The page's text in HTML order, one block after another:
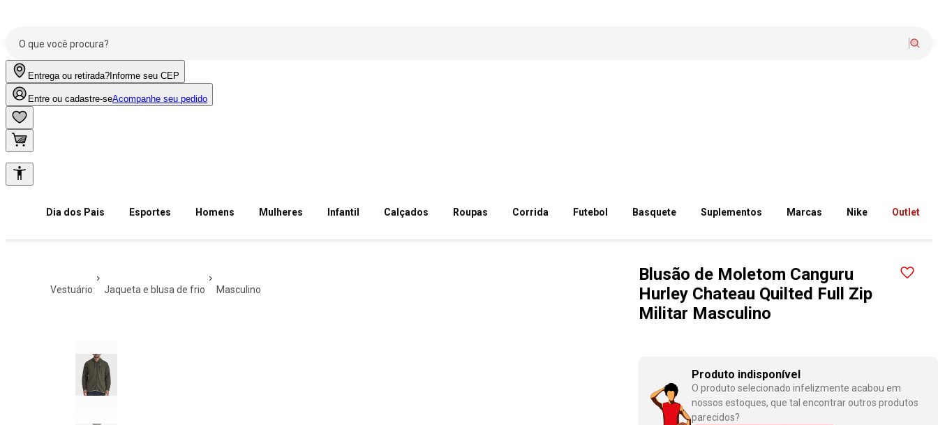
Entrega ou retirada? Informe seu CEP
Entre ou cadastre-seAcompanhe seu pedido
Dia dos Pais Esportes Homens Mulheres Infantil Calçados Roupas Corrida Futebol Basquete Suplementos Marcas Nike Outlet
vestuário jaqueta e blusa de frio masculino
Blusão de Moletom Canguru
Hurley Chateau Quilted Full Zip
Militar Masculino
Produto indisponível
O produto selecionado infelizmente acabou em
nossos estoques, que tal encontrar outros produtos
parecidos?